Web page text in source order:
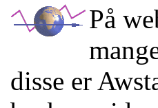
På
disse er